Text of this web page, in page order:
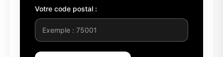
Votre code postal :